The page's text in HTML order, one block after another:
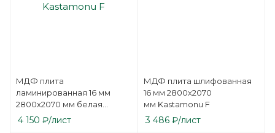
МДФ плита
ламинированная 16 мм
2800х2070 мм белая
односторонняя
Kastamonu F
4 150 ₽/лист
МДФ плита шлифованная
16 мм 2800х2070
мм Kastamonu F
3 486₽/лист